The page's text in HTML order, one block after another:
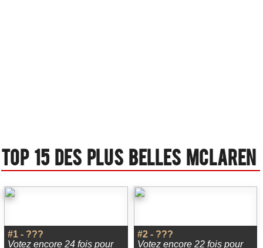
Top 15 des plus belles Mclaren
#1 - ???
Votez encore 24 fois pour
#2 - ???
Votez encore 22 fois pour